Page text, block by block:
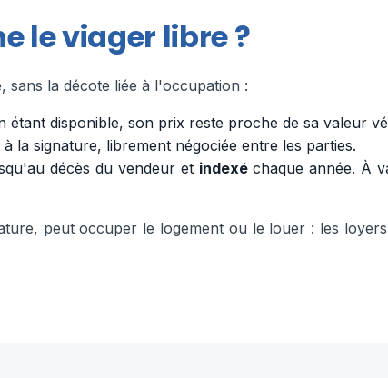
le viager libre ?
sans la décote liée à l'occupation :
étant disponible, son prix reste proche de sa valeur
la signature, librement négociée entre les parties.
décès du vendeur et indexéchaque année. À
peut occuper le logement ou le louer : les